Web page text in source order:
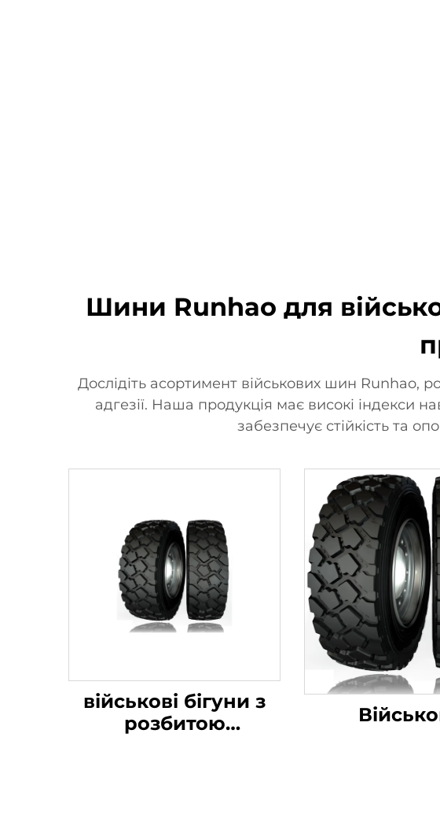
Шини Runhao для
Дослідіть асортимент військових шин Runhao,
адгезії. Наша продукція має високі індекси
забезпечує стійкість та
військові бігуни з
розбитою